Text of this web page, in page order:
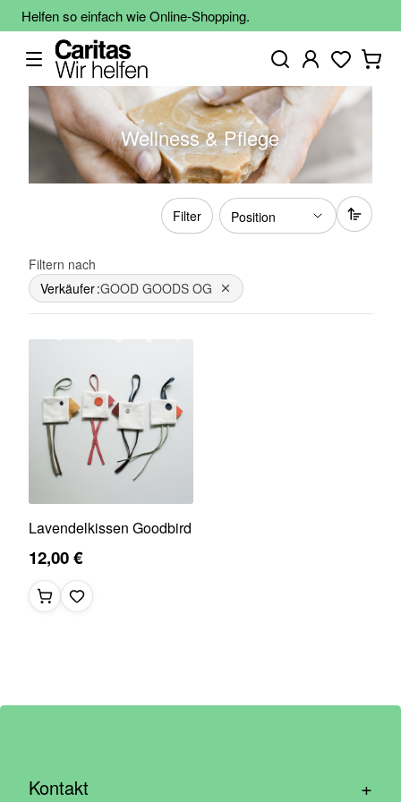
Helfen so einfach wie Online-Shopping.
Wellness & Pflege
Filter
Filtern nach
Verkäufer GOOD GOODS OG Dies entfernen
Lavendelkissen Goodbird
12,00 €
Kontakt +